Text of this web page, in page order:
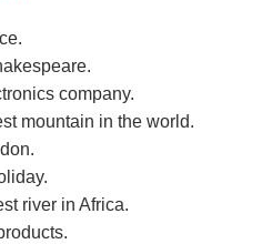
company.
mountain in the world.
river in Africa.